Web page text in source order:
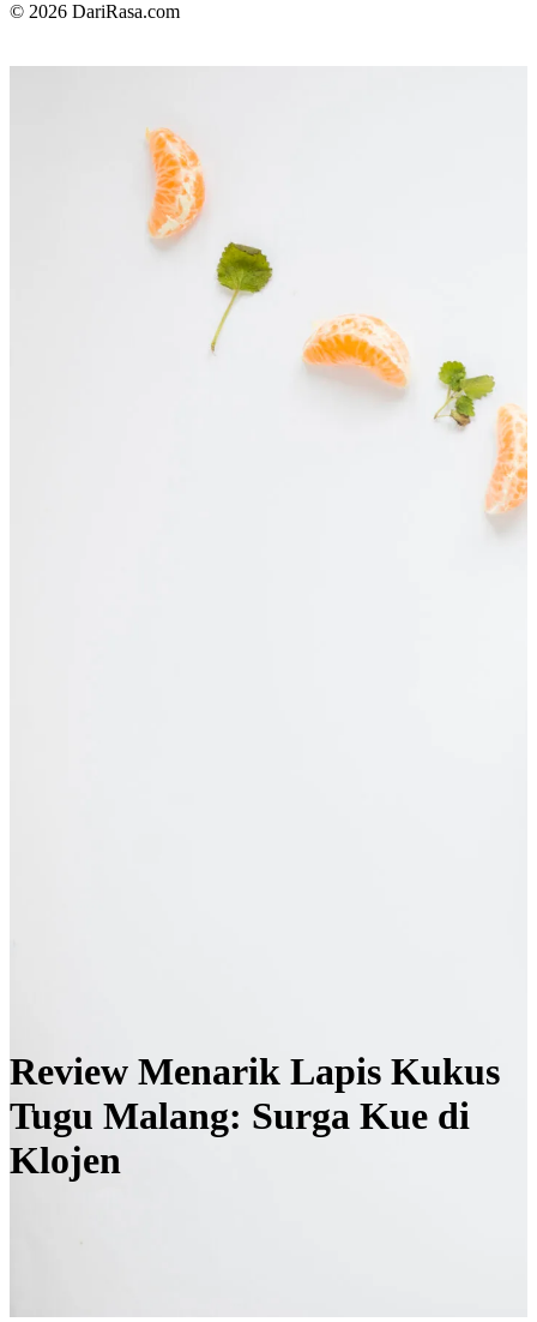
© 2026 DariRasa.com
Review Menarik Lapis Kukus
Tugu Malang: Surga Kue di
Klojen